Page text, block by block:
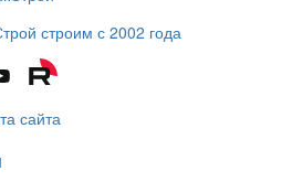
строим с 2002 года
сайта